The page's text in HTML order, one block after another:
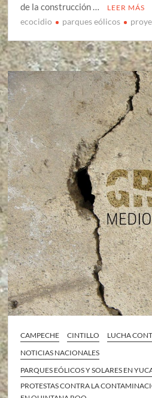
de la construcción …
LEER MÁS
ecocidio parques eólicos
CAMPECHE CINTILLO
LUCHA
NOTICIAS NACIONALES
PARQUES EÓLICOS Y SOLARES EN
PROTESTAS CONTRA LA